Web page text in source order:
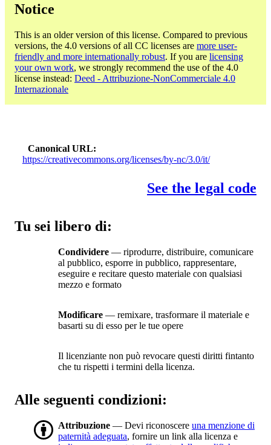
Notice
This is an older version of this license. Compared to previous
versions, the 4.0 versions of all CC licenses are more user-
friendly and more internationally robust. If you are licensing
your own work, we strongly recommend the use of the 4.0
license instead: Deed - Attribuzione-NonCommerciale 4.0
Internazionale
Canonical URL
https://creativecommons.org/licenses/by-nc/3.0/it/
See the legal code
Tu sei libero di:
Condividere — riprodurre, distribuire, comunicare
al pubblico, esporre in pubblico, rappresentare,
eseguire e recitare questo materiale con qualsiasi
mezzo e formato
Modificare — remixare, trasformare il materiale e
basarti su di esso per le tue opere
Il licenziante non può revocare questi diritti fintanto
che tu rispetti i termini della licenza.
Alle seguenti condizioni:
Attribuzione — Devi riconoscere una menzione di
paternità adeguata, fornire un link alla licenza e